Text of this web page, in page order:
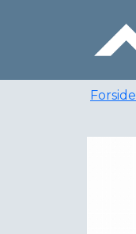
Forside